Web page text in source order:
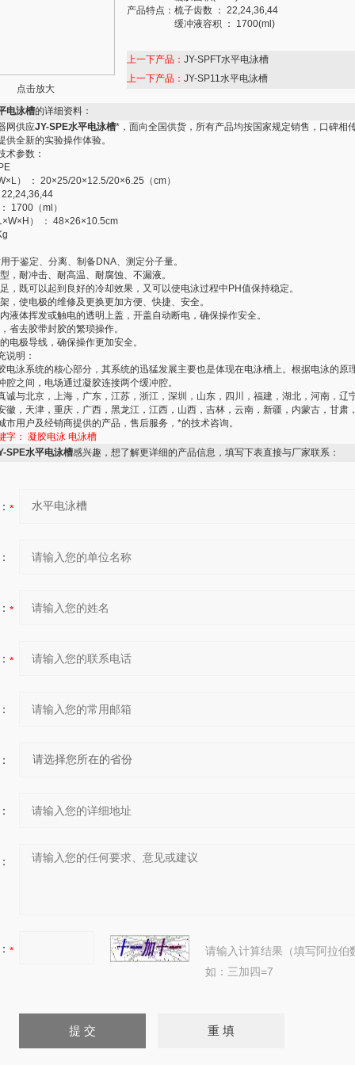
点击放大
产品特点： 梳子齿数 ： 22,24,36,44
缓冲液容积 ： 1700(ml)
上一下产品： JY-SPFT水平电泳槽
上一下产品： JY-SP11水平电泳槽
电泳槽的详细资料：
网供应JY-SPE水平电泳槽*，面向全国供货，所有产品均按国家规定销售，口碑相
供全新的实验操作体验。
术参数：
） ： 20×25/20×12.5/20×6.25（cm）
1700（ml）
） ： 48×26×10.5cm
于鉴定、分离、制备DNA、测定分子量。
，耐冲击、耐高温、耐腐蚀、不漏液。
，既可以起到良好的冷却效果，又可以使电泳过程中PH值保持稳定。
，使电极的维修及更换更加方便、快捷、安全。
液体挥发或触电的透明上盖，开盖自动断电，确保操作安全。
省去胶带封胶的繁琐操作。
电极导线，确保操作更加安全。
说明：
电泳系统的核心部分，其系统的迅猛发展主要也是体现在电泳槽上。根据电泳的原
腔之间，电场通过凝胶连接两个缓冲腔。
诚与北京，上海，广东，江苏，浙江，深圳，山东，四川，福建，湖北，河南，辽
徽，天津，重庆，广西，黑龙江，江西，山西，吉林，云南，新疆，内蒙古，甘肃
市用户及经销商提供的产品，售后服务，*的技术咨询。
字： 凝胶电泳 电泳槽
SPE水平电泳槽感兴趣，想了解更详细的产品信息，填写下表直接与厂家联系：
请输入计算结果（填写阿拉伯
如：三加四=7